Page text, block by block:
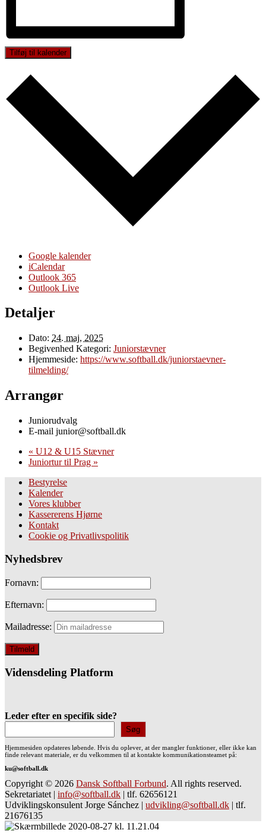
Tilføj til kalender
Google kalender
iCalendar
Outlook 365
Outlook Live
Detaljer
Dato: 24. maj, 2025
Begivenhed Kategori: Juniorstævner
Hjemmeside: https://www.softball.dk/juniorstaevner-
tilmelding/
Arrangør
Juniorudvalg
E-mail junior@softball.dk
« U12 & U15 Stævner
Juniortur til Prag »
Bestyrelse
Kalender
Vores klubber
Kassererens Hjørne
Kontakt
Cookie og Privatlivspolitik
Nyhedsbrev
Fornavn:
Efternavn:
Mailadresse:
Vidensdeling Platform
Leder efter en specifik side?
Søg
Hjemmesiden opdateres løbende. Hvis du oplever, at der mangler funktioner, eller ikke kan
finde relevant materiale, er du velkommen til at kontakte kommunikationsteamet på:
ku@softball.dk
Copyright © 2026 Dansk Softball Forbund. All rights reserved.
Sekretariatet | info@softball.dk | tlf. 62656121
Udviklingskonsulent Jorge Sánchez | udvikling@softball.dk | tlf.
21676135